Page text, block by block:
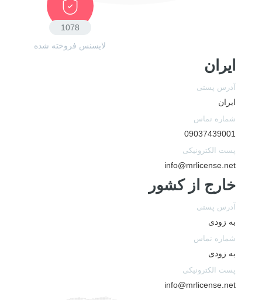
1240
لایسنس فروخته شده
ایران
آدرس پستی
ایران
شماره تماس
09037439001
پست الکترونیکی
info@mrlicense.net
خارج از کشور
آدرس پستی
به زودی
شماره تماس
به زودی
پست الکترونیکی
info@mrlicense.net